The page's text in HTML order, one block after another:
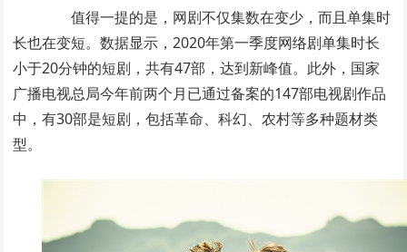
值得一提的是，网剧不仅集数在变少，而且单集时
长也在变短。数据显示，2020年第一季度网络剧单集时长
小于20分钟的短剧，共有47部，达到新峰值。此外，国家
广播电视总局今年前两个月已通过备案的147部电视剧作品
中，有30部是短剧，包括革命、科幻、农村等多种题材类
型。